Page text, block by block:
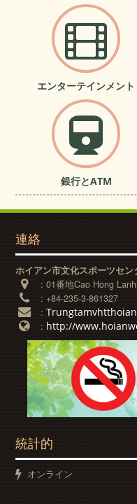
エンターテインメント
銀行とATM
連絡
ホイアン市文化スポーツセン
:01番地Cao Hong
:+84-235-3-861327
:
: http://
統計的
オンライン